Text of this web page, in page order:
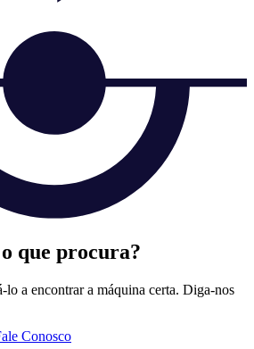
que procura?
lo a encontrar a máquina certa. Diga-nos
Conosco